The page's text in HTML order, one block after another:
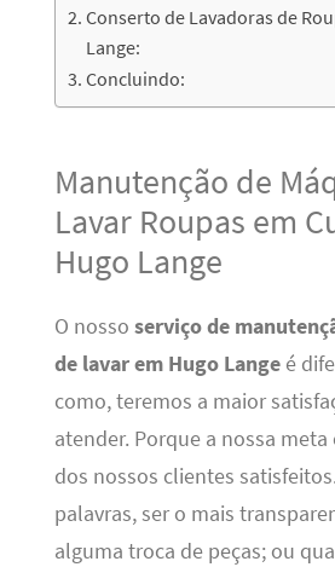
Conserto de Lavadoras de
Lange:
Concluindo:
Manutenção de
Lavar Roupas em
Hugo Lange
O nosso serviço de
de lavar em Hugo Langeé
como, teremos a maior
atender. Porque a nossa meta
dos nossos clientes
palavras, ser o mais
alguma troca de peças; ou